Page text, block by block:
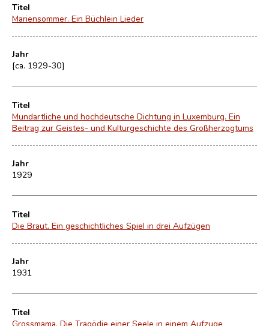
Titel
Mariensommer. Ein Büchlein Lieder
Jahr
[ca. 1929-30]
Titel
Mundartliche und hochdeutsche Dichtung in Luxemburg. Ein
Beitrag zur Geistes- und Kulturgeschichte des Großherzogtums
Jahr
1929
Titel
Die Braut. Ein geschichtliches Spiel in drei Aufzügen
Jahr
1931
Titel
Grossmama. Die Tragödie einer Seele in einem Aufzuge